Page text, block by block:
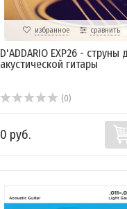
избранное сравнить
D'ADDARIO EXP26 - струны
акустической гитары
(0)
0 руб.